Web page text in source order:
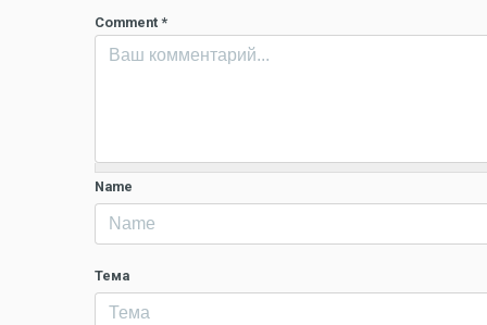
Comment *
Name
Тема